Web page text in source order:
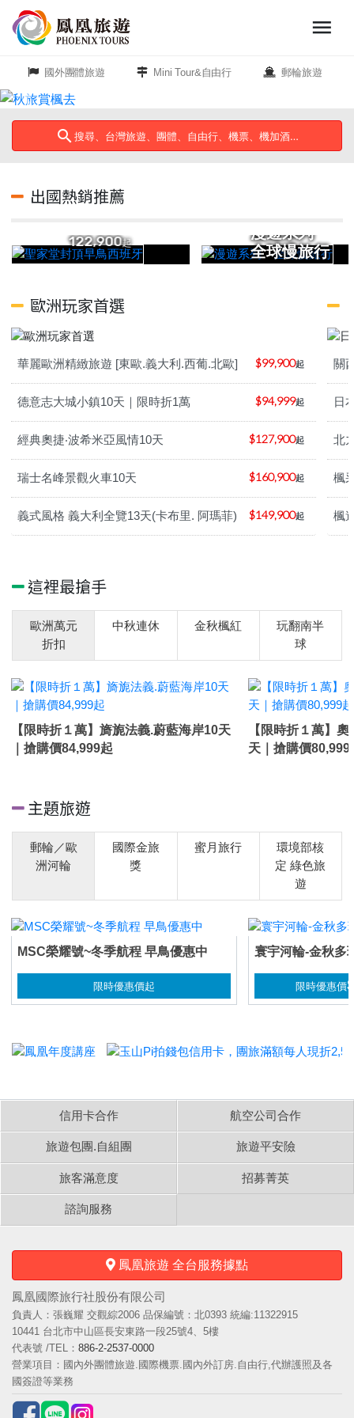
menu
國外團體旅遊 Mini Tour&自由行 郵輪旅遊
旅
道
close
洲
郵
輪
紐.
澳
中.
亞
亞
非
洲
東
南
本
韓
陸
太
島
嶼
台
灣
台
灣
search 搜尋、台灣旅遊、團體、自由行、機票、機加酒…
出國熱銷推薦
聖家堂封頂
122,900起
漫遊系列
全球慢旅行
歐洲玩家首選
華麗歐洲精緻旅遊 [東歐.義大利.西葡.北歐] $99,900起
德意志大城小鎮10天｜限時折1萬 $94,999起
經典奧捷‧波希米亞風情10天 $127,900起
瑞士名峰景觀火車10天 $160,900起
義式風格 義大利全覽13天(卡布里. 阿瑪菲) $149,900起
關
日
北
楓
楓
這裡最搶手
歐洲萬元
折扣
中秋連休 金秋楓紅
玩翻南半
球
【限時折１萬】旖旎法義.蔚藍海岸10天
｜搶購價84,999起
【限時折１萬】
天｜搶購價80,999
主題旅遊
郵輪／歐
洲河輪
國際金旅
獎
蜜月旅行
環境部核
定 綠色旅
遊
MSC榮耀號~冬季航程 早鳥優惠中
限時優惠價起
寰宇河輪-金秋多
限時優惠價
信用卡合作 航空公司合作
旅遊包團.自組團 旅遊平安險
旅客滿意度 招募菁英
諮詢服務
鳳凰旅遊 全台服務據點
鳳凰國際旅行社股份有限公司
負責人：張巍耀 交觀綜2006 品保編號：北0393 統編:11322915
10441 台北市中山區長安東路一段25號4、5樓
代表號 /TEL： 886-2-2537-0000
營業項目：國內外團體旅遊.國際機票.國內外訂房.自由行,代辦護照及各
國簽證等業務